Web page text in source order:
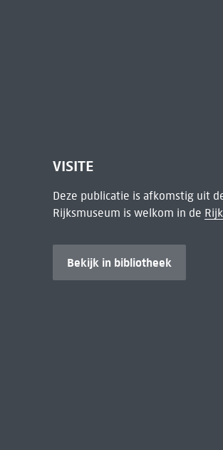
VISITE
Deze publicatie is afkomstig uit
Rijksmuseum is welkom in de
Bekijk in bibliotheek